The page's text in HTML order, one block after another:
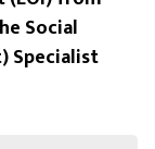
Social
Specialist